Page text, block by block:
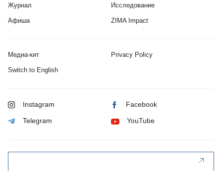
Журнал
Афиша
Исследование
ZIMA Impact
Медиа-кит Privacy Policy
Switch to English
Instagram Facebook
Telegram YouTube